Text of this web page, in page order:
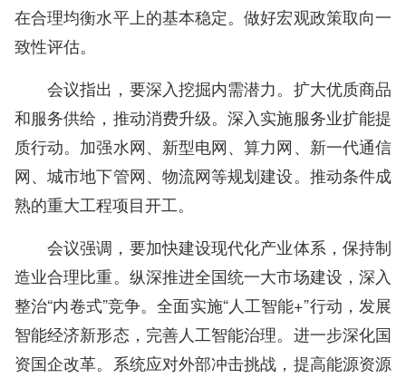
在合理均衡水平上的基本稳定。做好宏观政策取向一
致性评估。
会议指出，要深入挖掘内需潜力。扩大优质商品
和服务供给，推动消费升级。深入实施服务业扩能提
质行动。加强水网、新型电网、算力网、新一代通信
网、城市地下管网、物流网等规划建设。推动条件成
熟的重大工程项目开工。
会议强调，要加快建设现代化产业体系，保持制
造业合理比重。纵深推进全国统一大市场建设，深入
整治“内卷式”竞争。全面实施“人工智能+”行动，发展
智能经济新形态，完善人工智能治理。进一步深化国
资国企改革。系统应对外部冲击挑战，提高能源资源